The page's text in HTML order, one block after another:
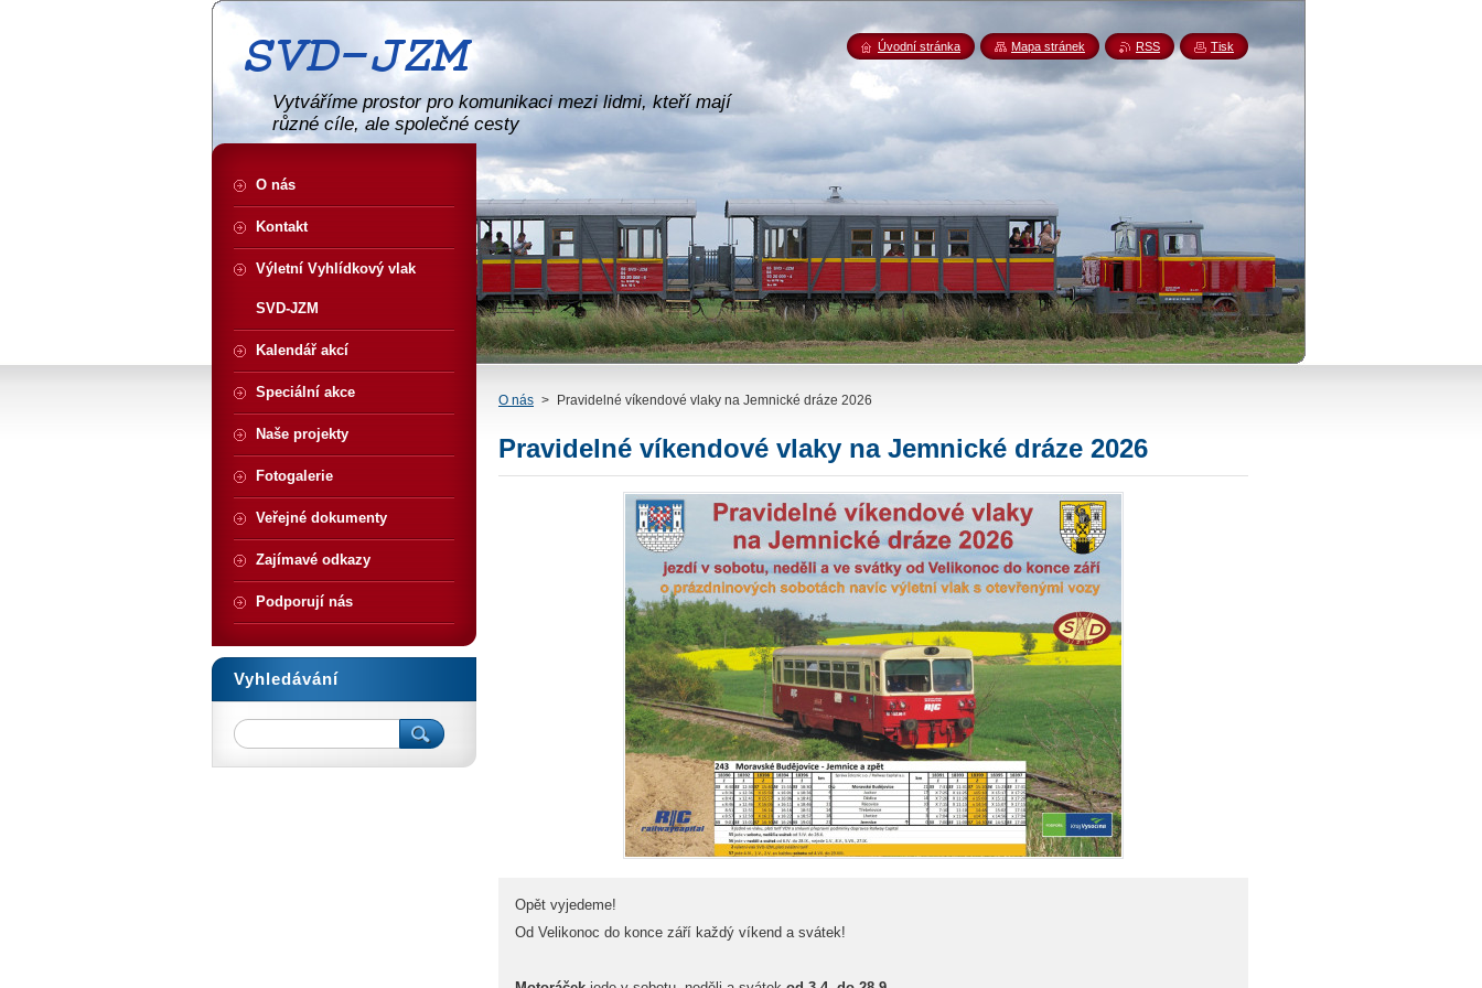
Vytváříme prostor pro komunikaci mezi lidmi, kteří mají
různé cíle, ale společné cesty
O nás > Pravidelné víkendové vlaky na Jemnické dráze 2026
Pravidelné víkendové vlaky na Jemnické dráze 2026
Opět vyjedeme!
Od Velikonoc do konce září každý víkend a svátek!
O nás
Kontakt
Výletní Vyhlídkový vlak
SVD-JZM
Kalendář akcí
Speciální akce
Naše projekty
Fotogalerie
Veřejné dokumenty
Zajímavé odkazy
Podporují nás
Vyhledávání
Úvodní stránka Mapa stránek RSS Tisk